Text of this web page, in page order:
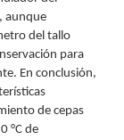
aunque
del tallo
para
En conclusión,
de cepas
°C de